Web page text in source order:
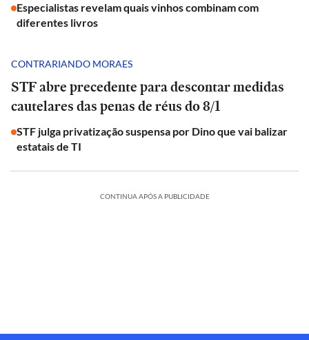
Especialistas revelam quais vinhos combinam com
diferentes livros
CONTRARIANDO MORAES
STF abre precedente para descontar medidas
cautelares das penas de réus do 8/1
STF julga privatização suspensa por Dino que vai balizar
estatais de TI
CONTINUA APÓS A PUBLICIDADE